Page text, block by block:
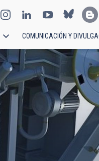
COMUNICACIÓN Y